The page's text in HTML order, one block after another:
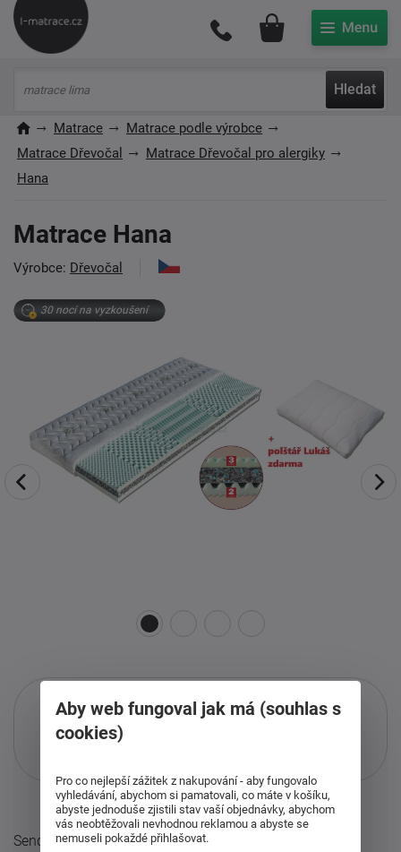
Hledat
Můj účet
Matrace
Matrace podle výrobce
Matrace Dřevočal
Matrace Dřevočal pro alergiky
Hana
Matrace Hana
Výrobce: Dřevočal
30 nocí na vyzkoušení
Více informací
o službě.
Sendvičová matrace s jádrem z pojeného polyuretanu.
Aby web fungoval jak má (souhlas s
cookies)
Pro co nejlepší zážitek z nakupování - aby fungovalo
vyhledávání, abychom si pamatovali, co máte v košíku,
abyste jednoduše zjistili stav vaší objednávky, abychom
vás neobtěžovali nevhodnou reklamou a abyste se
nemuseli pokaždé přihlašovat.